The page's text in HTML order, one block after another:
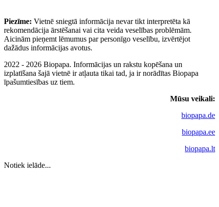
Piezīme: Vietnē sniegtā informācija nevar tikt interpretēta kā
rekomendācija ārstēšanai vai cita veida veselības problēmām.
Aicinām pieņemt lēmumus par personīgo veselību, izvērtējot
dažādus informācijas avotus.
2022 - 2026 Biopapa. Informācijas un rakstu kopēšana un
izplatīšana šajā vietnē ir atļauta tikai tad, ja ir norādītas Biopapa
īpašumtiesības uz tiem.
Mūsu veikali:
biopapa.de
biopapa.ee
biopapa.lt
Notiek ielāde...